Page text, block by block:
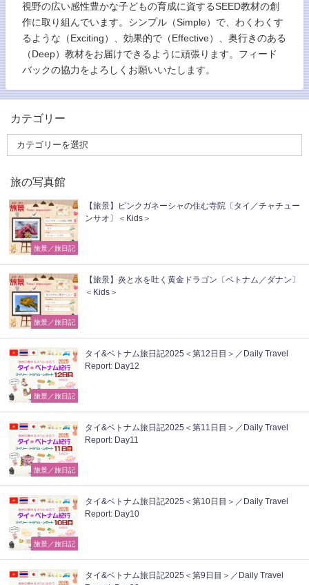
視野の広い感性豊かな子どもの育成に資するSEED教材の創
作に取り組んでいます。シンプル（Simple）で、わくわくす
るような（Exciting）、効果的で（Effective）、奥行きのある
（Deep）教材をお届けできるように頑張ります。フィード
バックの協力をよろしくお願いいたします。
カテゴリー
旅の写真館
旅景／旅日記
【旅景】ピンクガネーシャの住む寺院〔タイ／チャチュー
ンサオ〕＜Kids＞
旅景／旅日記
【旅景】炎と水を吐く黄金ドラゴン〔ベトナム／ダナン〕
＜Kids＞
旅景／旅日記
タイ&ベトナム旅日記2025＜第12日目＞／Daily Travel
Report: Day12
旅景／旅日記
タイ&ベトナム旅日記2025＜第11日目＞／Daily Travel
Report: Day11
旅景／旅日記
タイ&ベトナム旅日記2025＜第10日目＞／Daily Travel
Report: Day10
タイ&ベトナム旅日記2025＜第9日目＞／Daily Travel